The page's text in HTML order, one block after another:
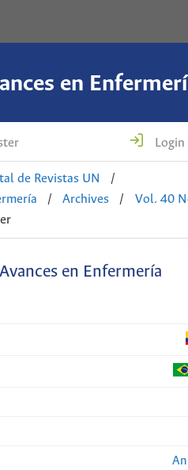
en
Login
de Revistas UN
/
/ Archives /
Vol. 40
Avances en Enfermería